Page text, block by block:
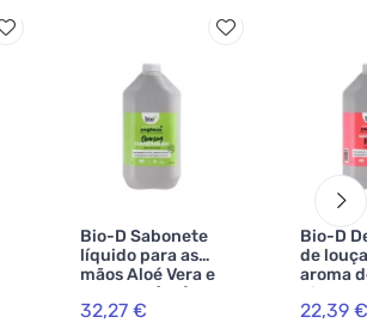
Bio-D Sabonete
líquido para as
mãos Aloé Vera e
cal - lata (5 L)
32,27 €
Bio-D
de
aroma
lata (5
22,39 €